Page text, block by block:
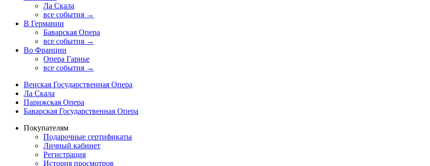
Ла Скала
все события →
В Германии
Баварская Опера
все события →
Во Франции
Опера Гарнье
все события →
Венская Государственная Опера
Ла Скала
Парижская Опера
Баварская Государственная Опера
Покупателям
Подарочные сертификаты
Личный кабинет
Регистрация
История просмотров